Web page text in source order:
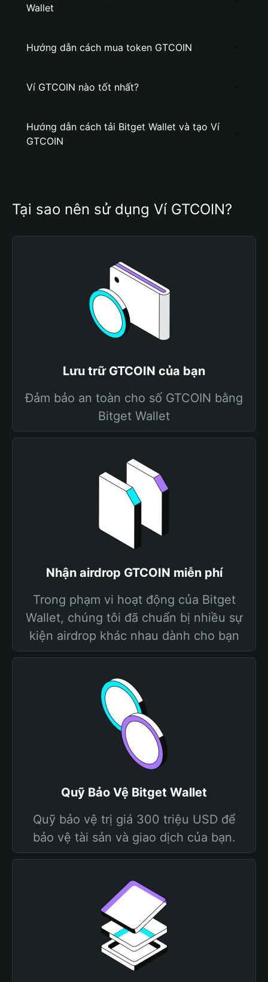
Wallet
Hướng dẫn cách mua token GTCOIN
Ví GTCOIN nào tốt nhất?
Hướng dẫn cách tải Bitget Wallet và tạo Ví
GTCOIN
Tại sao nên sử dụng Ví GTCOIN?
Lưu trữ GTCOIN của bạn
Đảm bảo an toàn cho số GTCOIN bằng
Bitget Wallet
Nhận airdrop GTCOIN miễn phí
Trong phạm vi hoạt động của Bitget
Wallet, chúng tôi đã chuẩn bị nhiều sự
kiện airdrop khác nhau dành cho bạn
Quỹ Bảo Vệ Bitget Wallet
Quỹ bảo vệ trị giá 300 triệu USD để
bảo vệ tài sản và giao dịch của bạn.